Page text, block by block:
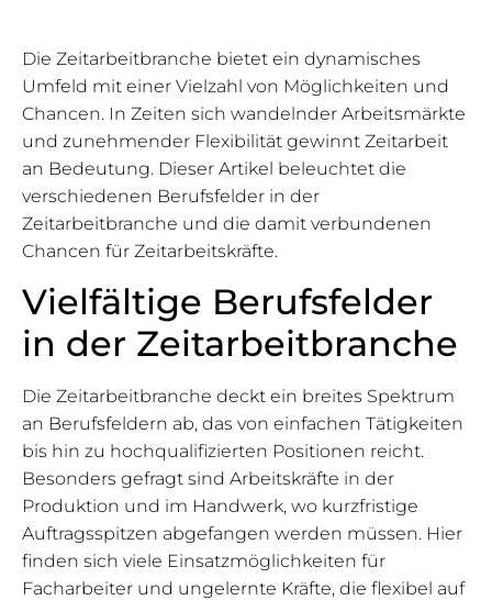
Die Zeitarbeitbranche bietet ein dynamisches
Umfeld mit einer Vielzahl von Möglichkeiten und
Chancen. In Zeiten sich wandelnder Arbeitsmärkte
und zunehmender Flexibilität gewinnt Zeitarbeit
an Bedeutung. Dieser Artikel beleuchtet die
verschiedenen Berufsfelder in der
Zeitarbeitbranche und die damit verbundenen
Chancen für Zeitarbeitskräfte.
Vielfältige Berufsfelder
in der Zeitarbeitbranche
Die Zeitarbeitbranche deckt ein breites Spektrum
an Berufsfeldern ab, das von einfachen Tätigkeiten
bis hin zu hochqualifizierten Positionen reicht.
Besonders gefragt sind Arbeitskräfte in der
Produktion und im Handwerk, wo kurzfristige
Auftragsspitzen abgefangen werden müssen. Hier
finden sich viele Einsatzmöglichkeiten für
Facharbeiter und ungelernte Kräfte, die flexibel auf